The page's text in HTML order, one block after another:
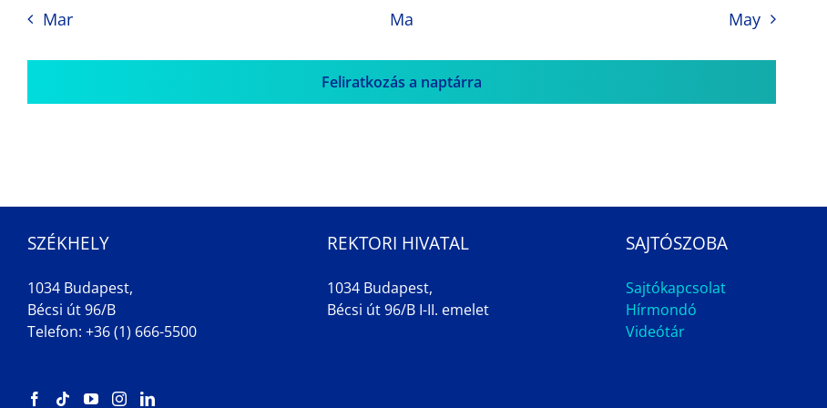
Mar Ma May
Feliratkozás a naptárra
SZÉKHELY
1034 Budapest,
Bécsi út 96/B
Telefon: +36 (1) 666-5500
REKTORI HIVATAL
1034 Budapest,
Bécsi út 96/B I-II. emelet
SAJTÓSZOBA
Sajtókapcsolat
Hírmondó
Videótár